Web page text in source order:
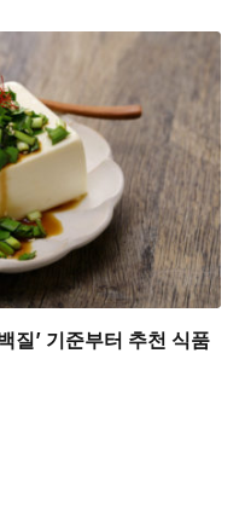
질’ 기준부터 추천 식품